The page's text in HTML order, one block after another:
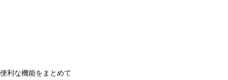
便利な機能をまとめて